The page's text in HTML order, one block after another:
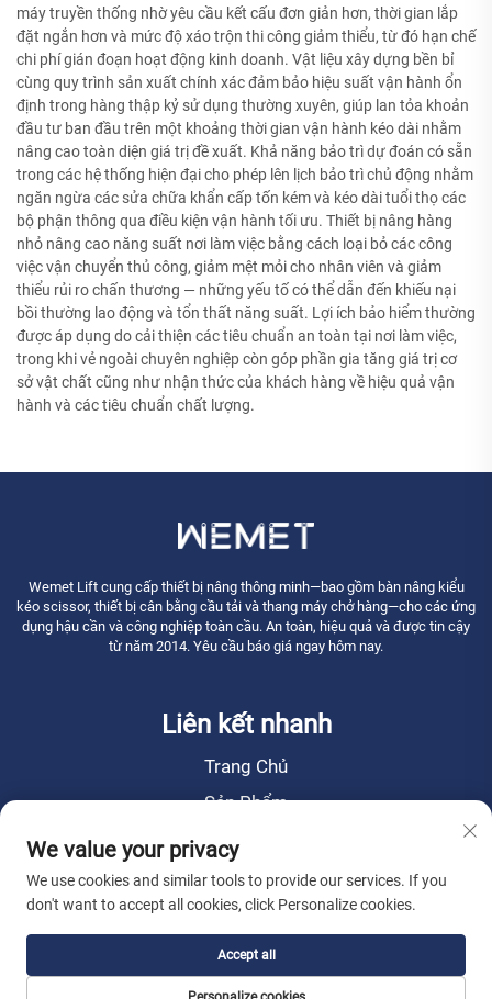
máy truyền thống nhờ yêu cầu kết cấu đơn giản hơn, thời gian lắp
đặt ngắn hơn và mức độ xáo trộn thi công giảm thiểu, từ đó hạn chế
chi phí gián đoạn hoạt động kinh doanh. Vật liệu xây dựng bền bỉ
cùng quy trình sản xuất chính xác đảm bảo hiệu suất vận hành ổn
định trong hàng thập kỷ sử dụng thường xuyên, giúp lan tỏa khoản
đầu tư ban đầu trên một khoảng thời gian vận hành kéo dài nhằm
nâng cao toàn diện giá trị đề xuất. Khả năng bảo trì dự đoán có sẵn
trong các hệ thống hiện đại cho phép lên lịch bảo trì chủ động nhằm
ngăn ngừa các sửa chữa khẩn cấp tốn kém và kéo dài tuổi thọ các
bộ phận thông qua điều kiện vận hành tối ưu. Thiết bị nâng hàng
nhỏ nâng cao năng suất nơi làm việc bằng cách loại bỏ các công
việc vận chuyển thủ công, giảm mệt mỏi cho nhân viên và giảm
thiểu rủi ro chấn thương — những yếu tố có thể dẫn đến khiếu nại
bồi thường lao động và tổn thất năng suất. Lợi ích bảo hiểm thường
được áp dụng do cải thiện các tiêu chuẩn an toàn tại nơi làm việc,
trong khi vẻ ngoài chuyên nghiệp còn góp phần gia tăng giá trị cơ
sở vật chất cũng như nhận thức của khách hàng về hiệu quả vận
hành và các tiêu chuẩn chất lượng.
Wemet Lift cung cấp thiết bị nâng thông minh—bao gồm bàn nâng kiểu
kéo scissor, thiết bị cân bằng cầu tải và thang máy chở hàng—cho các ứng
dụng hậu cần và công nghiệp toàn cầu. An toàn, hiệu quả và được tin cậy
từ năm 2014. Yêu cầu báo giá ngay hôm nay.
Liên kết nhanh
Trang Chủ
Sản Phẩm
Tin Tức
Về Chúng Tôi
Liên Hệ Chúng Tôi
Bản quyền © 2026 Công ty TNHH Máy nâng WEMET. Mọi quyền được bảo
We value your privacy
We use cookies and similar tools to provide our services. If you
don't want to accept all cookies, click Personalize cookies.
Accept all